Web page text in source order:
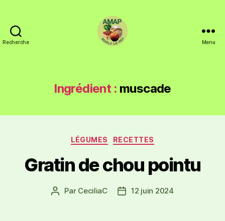
Recherche Menu
Ingrédient : muscade
LÉGUMES RECETTES
Gratin de chou pointu
Par CeciliaC 12 juin 2024